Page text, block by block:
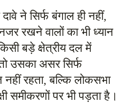
ने सिर्फ बंगाल ही नहीं,
नजर रखने वालों का भी ध्यान
बड़े क्षेत्रीय दल में
उसका असर सिर्फ
नहीं रहता, बल्कि लोकसभा
समीकरणों पर भी पड़ता है।